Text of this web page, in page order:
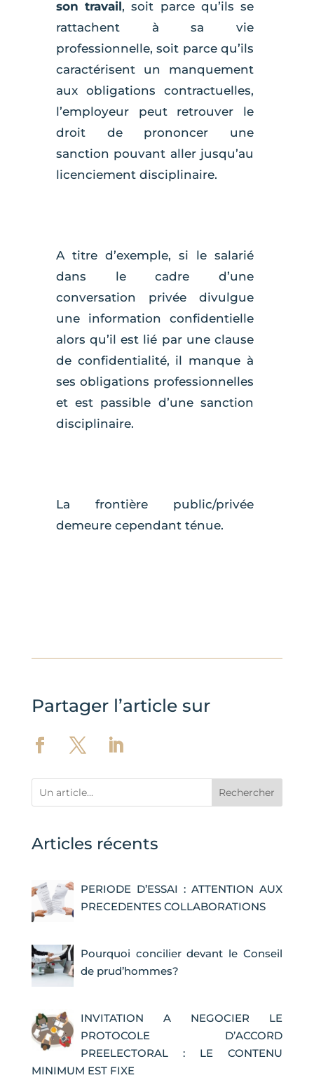
son travail, soit parce qu’ils se
rattachent à sa vie
professionnelle, soit parce qu’ils
caractérisent un manquement
aux obligations contractuelles,
l’employeur peut retrouver le
droit de prononcer une
sanction pouvant aller jusqu’au
licenciement disciplinaire.
A titre d’exemple, si le salarié
dans le cadre d’une
conversation privée divulgue
une information confidentielle
alors qu’il est lié par une clause
de confidentialité, il manque à
ses obligations professionnelles
et est passible d’une sanction
disciplinaire.
La frontière public/privée
demeure cependant ténue.
Partager l’article sur
Rechercher
Articles récents
PERIODE D’ESSAI : ATTENTION AUX
PRECEDENTES COLLABORATIONS
Pourquoi concilier devant le Conseil
de prud’hommes?
INVITATION A NEGOCIER LE
PROTOCOLE D’ACCORD
PREELECTORAL : LE CONTENU
MINIMUM EST FIXE